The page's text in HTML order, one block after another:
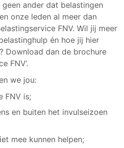
ander dat belastingen
onze leden al meer dan
FNV. Wil jij meer
én hoe jij hier
Download dan de brochure
FNV’.
we jou:
FNV is;
en buiten het invulseizoen
mee kunnen helpen;